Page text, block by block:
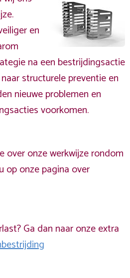
en
na een bestrijdingsactie
structurele preventie en
nieuwe problemen en
voorkomen.
over onze werkwijze rondom
op onze pagina over
Ga dan naar onze extra